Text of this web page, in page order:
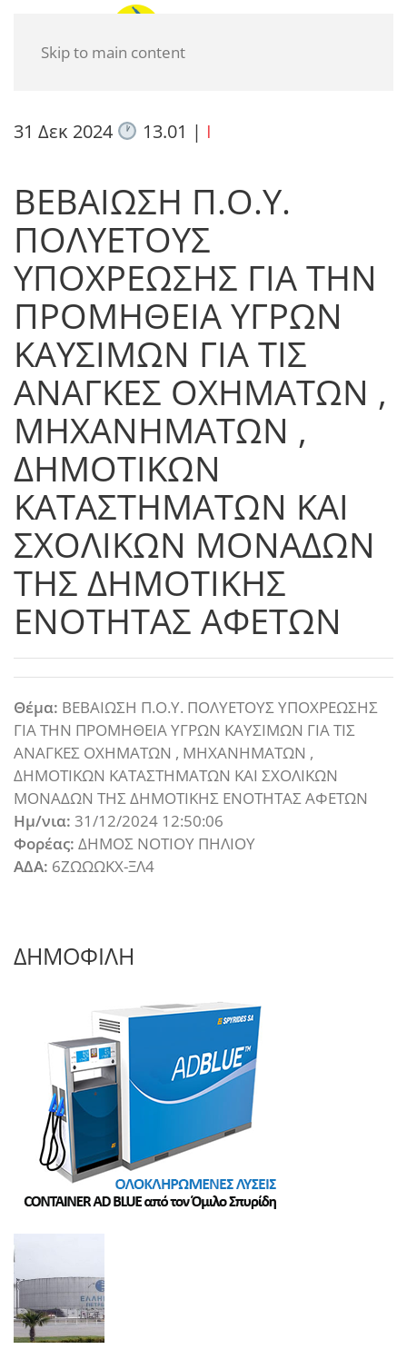
Skip to main content
31 Δεκ 2024 13.01 | I
ΒΕΒΑΙΩΣΗ Π.Ο.Υ.
ΠΟΛΥΕΤΟΥΣ
ΥΠΟΧΡΕΩΣΗΣ ΓΙΑ ΤΗΝ
ΠΡΟΜΗΘΕΙΑ ΥΓΡΩΝ
ΚΑΥΣΙΜΩΝ ΓΙΑ ΤΙΣ
ΑΝΑΓΚΕΣ ΟΧΗΜΑΤΩΝ ,
ΜΗΧΑΝΗΜΑΤΩΝ ,
ΔΗΜΟΤΙΚΩΝ
ΚΑΤΑΣΤΗΜΑΤΩΝ ΚΑΙ
ΣΧΟΛΙΚΩΝ ΜΟΝΑΔΩΝ
ΤΗΣ ΔΗΜΟΤΙΚΗΣ
ΕΝΟΤΗΤΑΣ ΑΦΕΤΩΝ
Θέμα: ΒΕΒΑΙΩΣΗ Π.Ο.Υ. ΠΟΛΥΕΤΟΥΣ ΥΠΟΧΡΕΩΣΗΣ
ΓΙΑ ΤΗΝ ΠΡΟΜΗΘΕΙΑ ΥΓΡΩΝ ΚΑΥΣΙΜΩΝ ΓΙΑ ΤΙΣ
ΑΝΑΓΚΕΣ ΟΧΗΜΑΤΩΝ , ΜΗΧΑΝΗΜΑΤΩΝ ,
ΔΗΜΟΤΙΚΩΝ ΚΑΤΑΣΤΗΜΑΤΩΝ ΚΑΙ ΣΧΟΛΙΚΩΝ
ΜΟΝΑΔΩΝ ΤΗΣ ΔΗΜΟΤΙΚΗΣ ΕΝΟΤΗΤΑΣ ΑΦΕΤΩΝ
Ημ/νια: 31/12/2024 12:50:06
Φορέας: ΔΗΜΟΣ ΝΟΤΙΟΥ ΠΗΛΙΟΥ
ΑΔΑ: 6ΖΩΩΩΚΧ-ΞΛ4
ΔΗΜΟΦΙΛΗ